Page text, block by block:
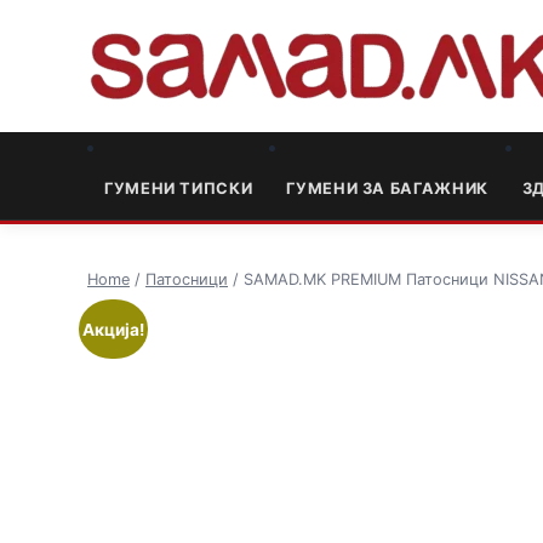
ГУМЕНИ ТИПСКИ ГУМЕНИ ЗА БАГАЖНИК
Home / Патосници / SAMAD.MK PREMIUM Патосници
Акција!